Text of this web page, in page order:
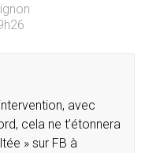
avec
cela ne t’étonnera
» sur FB à